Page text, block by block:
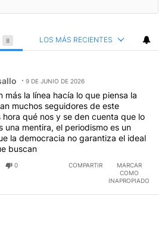
8 LOS MÁS RECIENTES
9 DE JUNIO DE 2026
más la línea hacía lo que piensa la
muchos seguidores de este
qué nos y se den cuenta que lo
una mentira, el periodismo es un
la democracia no garantiza el ideal
buscan
0 COMPARTIR
MARCAR
COMO
INAPROPIADO